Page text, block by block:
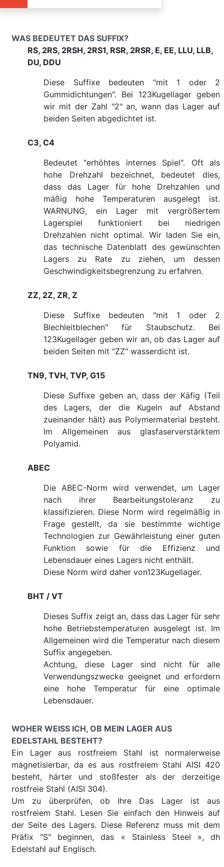
WAS BEDEUTET DAS SUFFIX?
RS, 2RS, 2RSH, 2RS1, RSR, 2RSR, E, EE, LLU, LLB,
DU, DDU
Diese Suffixe bedeuten "mit 1 oder 2
Gummidichtungen". Bei 123Kugellager geben
wir mit der Zahl "2" an, wann das Lager auf
beiden Seiten abgedichtet ist.
C3, C4
Bedeutet "erhöhtes internes Spiel". Oft als
hohe Drehzahl bezeichnet, bedeutet dies,
dass das Lager für hohe Drehzahlen und
mäßig hohe Temperaturen ausgelegt ist.
WARNUNG, ein Lager mit vergrößertem
Lagerspiel funktioniert bei niedrigen
Drehzahlen nicht optimal. Wir laden Sie ein,
das technische Datenblatt des gewünschten
Lagers zu Rate zu ziehen, um dessen
Geschwindigkeitsbegrenzung zu erfahren.
ZZ, 2Z, ZR, Z
Diese Suffixe bedeuten "mit 1 oder 2
Blechleitblechen" für Staubschutz. Bei
123Kugellager geben wir an, ob das Lager auf
beiden Seiten mit "ZZ" wasserdicht ist.
TN9, TVH, TVP, G15
Diese Suffixe geben an, dass der Käfig (Teil
des Lagers, der die Kugeln auf Abstand
zueinander hält) aus Polymermaterial besteht.
Im Allgemeinen aus glasfaserverstärktem
Polyamid.
ABEC
Die ABEC-Norm wird verwendet, um Lager
nach ihrer Bearbeitungstoleranz zu
klassifizieren. Diese Norm wird regelmäßig in
Frage gestellt, da sie bestimmte wichtige
Technologien zur Gewährleistung einer guten
Funktion sowie für die Effizienz und
Lebensdauer eines Lagers nicht enthält.
Diese Norm wird daher von123Kugellager.
BHT / VT
Dieses Suffix zeigt an, dass das Lager für sehr
hohe Betriebstemperaturen ausgelegt ist. Im
Allgemeinen wird die Temperatur nach diesem
Suffix angegeben.
Achtung, diese Lager sind nicht für alle
Verwendungszwecke geeignet und erfordern
eine hohe Temperatur für eine optimale
Lebensdauer.
WOHER WEISS ICH, OB MEIN LAGER AUS E
DELSTAHL BESTEHT?
Ein Lager aus rostfreiem Stahl ist normalerweise
magnetisierbar, da es aus rostfreiem Stahl AISI 420
besteht, härter und stoßfester als der derzeitige
rostfreie Stahl (AISI 304).
Um zu überprüfen, ob Ihre Das Lager ist aus
rostfreiem Stahl. Lesen Sie einfach den Hinweis auf
der Seite des Lagers. Diese Referenz muss mit dem
Präfix "S" beginnen, das « Stainless Steel », dh
Edelstahl auf Englisch.